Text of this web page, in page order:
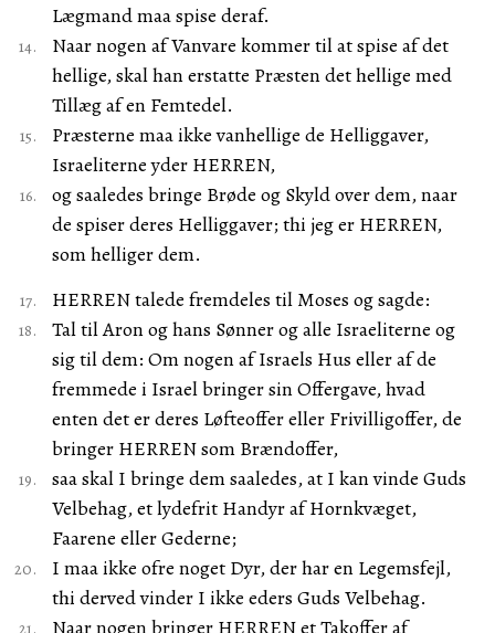
Lægmand maa spise deraf.
Naar nogen af Vanvare kommer til at spise af det
hellige, skal han erstatte Præsten det hellige med
Tillæg af en Femtedel.
Præsterne maa ikke vanhellige de Helliggaver,
Israeliterne yder HERREN,
og saaledes bringe Brøde og Skyld over dem, naar
de spiser deres Helliggaver; thi jeg er HERREN,
som helliger dem.
HERREN talede fremdeles til Moses og sagde:
Tal til Aron og hans Sønner og alle Israeliterne og
sig til dem: Om nogen af Israels Hus eller af de
fremmede i Israel bringer sin Offergave, hvad
enten det er deres Løfteoffer eller Frivilligoffer, de
bringer HERREN som Brændoffer,
saa skal I bringe dem saaledes, at I kan vinde Guds
Velbehag, et lydefrit Handyr af Hornkvæget,
Faarene eller Gederne;
I maa ikke ofre noget Dyr, der har en Legemsfejl,
thi derved vinder I ikke eders Guds Velbehag.
Naar nogen bringer HERREN et Takoffer af